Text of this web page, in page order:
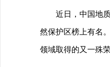
近日，中国地
然保护区榜上有名
领域取得的又一殊荣